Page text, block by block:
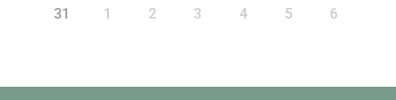
31 1 2 3 4 5 6